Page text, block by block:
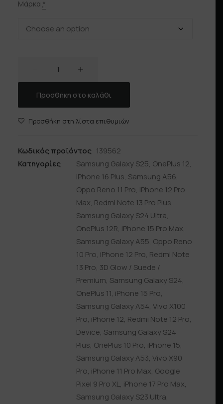
Μάρκα *
Προσθήκη στο καλάθι
Προσθήκη στη λίστα επιθυμιών
Κωδικός προϊόντος 139562
Κατηγορίες
Samsung Galaxy S25, OnePlus 12,
iPhone 16 Plus, Samsung A56,
Oppo Reno 11 Pro, iPhone 12 Pro
Max, Redmi Note 13 Pro Plus,
Samsung Galaxy S24 Ultra,
OnePlus 12R, iPhone 15 Pro Max,
Samsung Galaxy A55, Oppo Reno
10 Pro, iPhone 12 Pro, Redmi Note
13 Pro, 3D Glow / Suede /
Premium, Samsung Galaxy S24,
OnePlus 11, iPhone 15 Pro,
Samsung Galaxy A54, Vivo X100
Pro, iPhone 12, Redmi Note 12 Pro,
Device, Samsung Galaxy S24
Plus, OnePlus 10 Pro, iPhone 15,
Samsung Galaxy A53, Vivo X90
Pro, iPhone 11 Pro Max, Google
Pixel 9 Pro XL, iPhone 17 Pro Max,
Samsung Galaxy S23 Ultra,